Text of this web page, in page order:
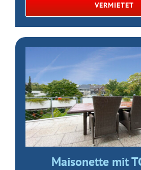
VERMIETET
Maisonette mit